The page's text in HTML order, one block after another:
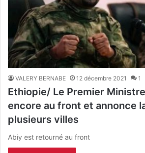
VALERY BERNABE 12 décembre 2021 1
Ethiopie/ Le Premier
encore au front et annonce
plusieurs villes
Abiy est retourné au front